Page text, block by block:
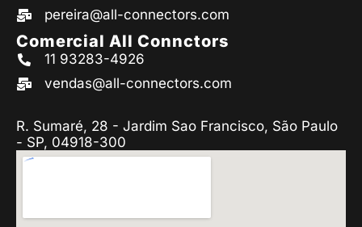
pereira@all-connectors.com
Comercial All Connctors
11 93283-4926
vendas@all-connectors.com
R. Sumaré, 28 - Jardim Sao Francisco, São Paulo
- SP, 04918-300